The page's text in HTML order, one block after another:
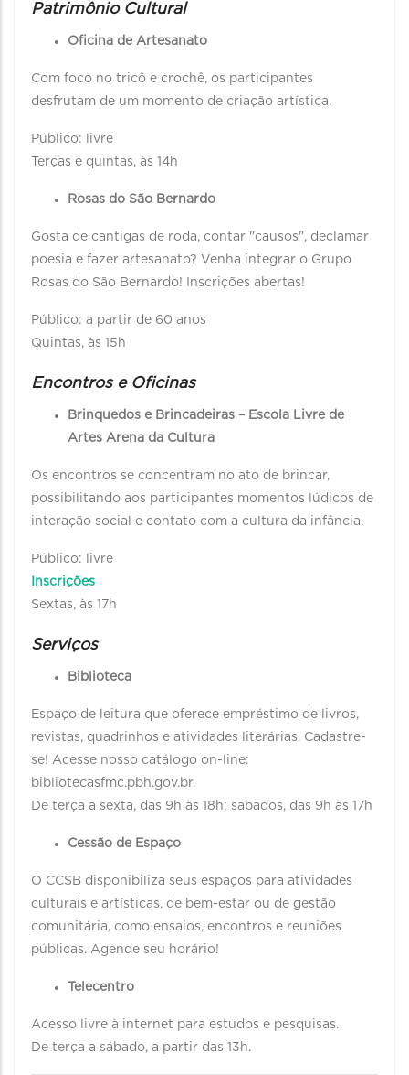
Patrimônio Cultural
Oficina de Artesanato
Com foco no tricô e crochê, os participantes
desfrutam de um momento de criação artística.
Público: livre
Terças e quintas, às 14h
Rosas do São Bernardo
Gosta de cantigas de roda, contar "causos", declamar
poesia e fazer artesanato? Venha integrar o Grupo
Rosas do São Bernardo! Inscrições abertas!
Público: a partir de 60 anos
Quintas, às 15h
Encontros e Oficinas
Brinquedos e Brincadeiras – Escola Livre de
Artes Arena da Cultura
Os encontros se concentram no ato de brincar,
possibilitando aos participantes momentos lúdicos de
interação social e contato com a cultura da infância.
Público: livre
Inscrições
Sextas, às 17h
Serviços
Biblioteca
Espaço de leitura que oferece empréstimo de livros,
revistas, quadrinhos e atividades literárias. Cadastre-
se! Acesse nosso catálogo on-line:
bibliotecasfmc.pbh.gov.br.
De terça a sexta, das 9h às 18h; sábados, das 9h às 17h
Cessão de Espaço
O CCSB disponibiliza seus espaços para atividades
culturais e artísticas, de bem-estar ou de gestão
comunitária, como ensaios, encontros e reuniões
públicas. Agende seu horário!
Telecentro
Acesso livre à internet para estudos e pesquisas.
De terça a sábado, a partir das 13h.